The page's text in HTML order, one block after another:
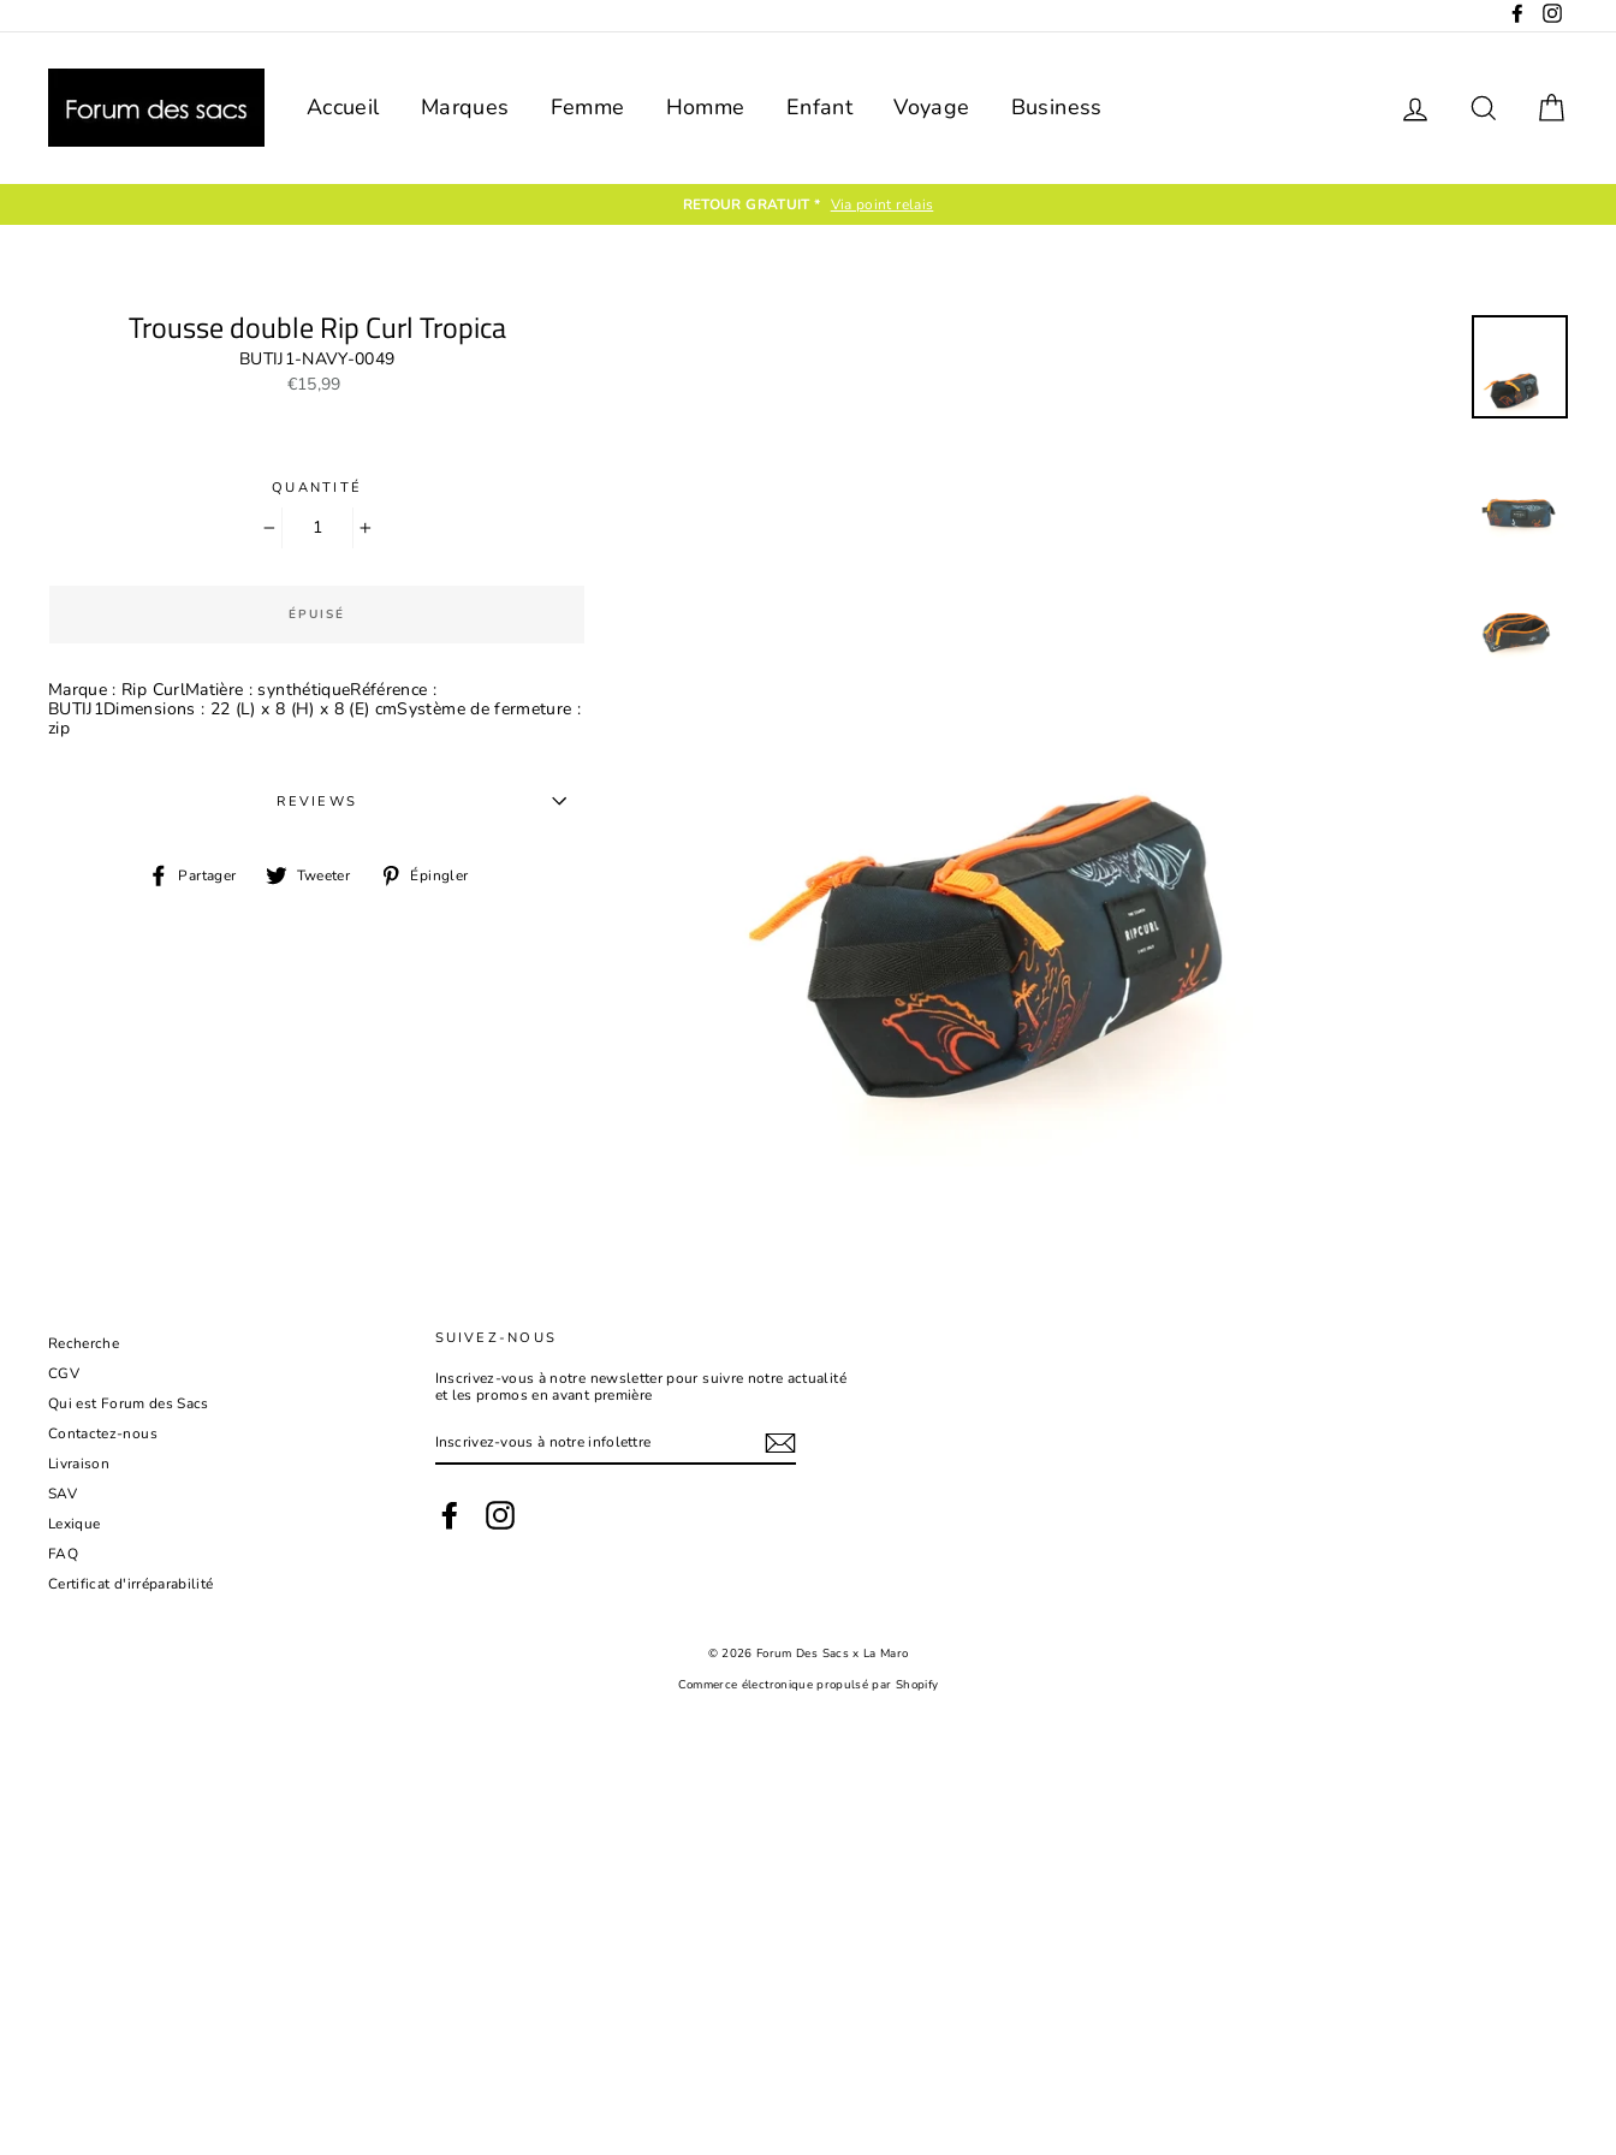
au
Facebook
Accueil Marques Femme Homme Enfant Voyage Business Se connecter
Rechercher
RETOUR GRATUIT * Via point relais
Trousse double Rip Curl Tropica
BUTIJ1-NAVY-0049
Prix
€15,99
QUANTITÉ
+
ÉPUISÉ
Marque : Rip CurlMatière : synthétiqueRéférence :
BUTIJ1Dimensions : 22 (L) x 8 (H) x 8 (E) cmSystème de fermeture :
zip
REVIEWS
Partager
PartagerTweeter
TweeterÉpingler
Recherche
CGV
Qui est Forum des Sacs
Contactez-nous
Livraison
SAV
Lexique
FAQ
Certificat d'irréparabilité
SUIVEZ-NOUS
Inscrivez-vous à notre newsletter pour suivre notre actualité
et les promos en avant première
VOUS
NOTRE
FacebookInstagram
© 2026 Forum Des Sacs x La Maro
Commerce électronique propulsé par Shopify